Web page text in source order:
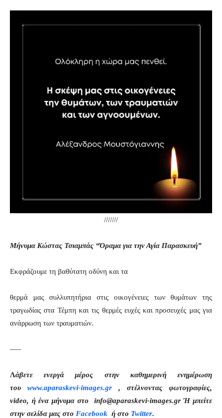
///////
Μήνυμα Κώστας Τσιαμπάς “Όραμα για την Αγία Παρασκευή”
Εκφράζουμε τη βαθύτατη οδύνη και τα
θερμά μας συλλυπητήρια στις οικογένειες των θυμάτων της
τραγωδίας στα Τέμπη και τις θερμές ευχές και προσευχές μας για
ανάρρωση των τραυματιών.
—–
Λάβετε ενεργά μέρος στην καθημερινή ενημέρωση
του www.aparaskevi-images.gr , στέλνοντας φωτογραφίες,
video, ή ένα μήνυμα στο info@aparaskevi-images.gr Ή μπείτε
στην σελίδα μας στο Facebook ή στο Twitter.